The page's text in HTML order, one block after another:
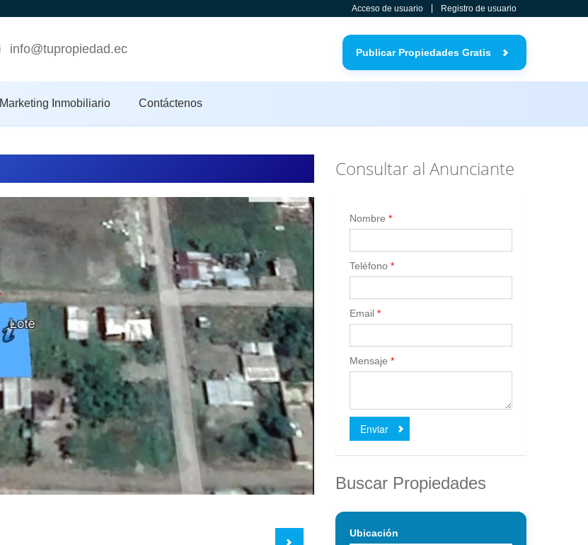
Acceso de usuario Registro de usuario
info@tupropiedad.ec Publicar Propiedades Gratis
Marketing Inmobiliario Contáctenos
Consultar al Anunciante
Nombre *
Teléfono *
Email *
Mensaje *
Enviar
Buscar Propiedades
Ubicación